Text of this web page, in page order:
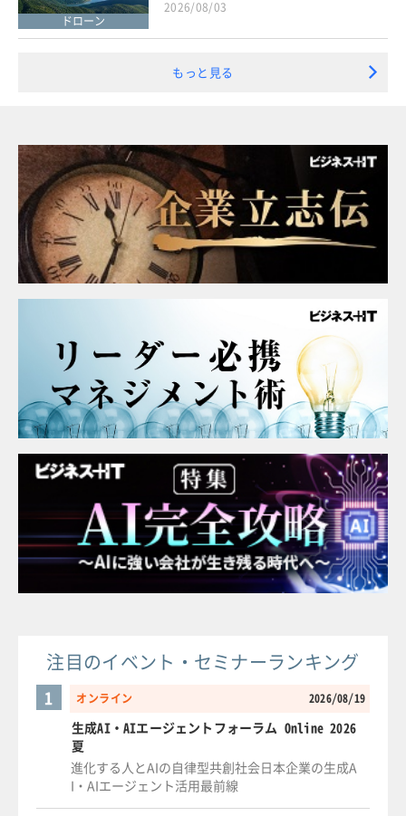
ドローン
2026/08/03
もっと見る
注目のイベント・セミナーランキング
オンライン 2026/08/19
1
生成AI・AIエージェントフォーラム Online 2026
夏
進化する人とAIの自律型共創社会日本企業の生成A
I・AIエージェント活用最前線